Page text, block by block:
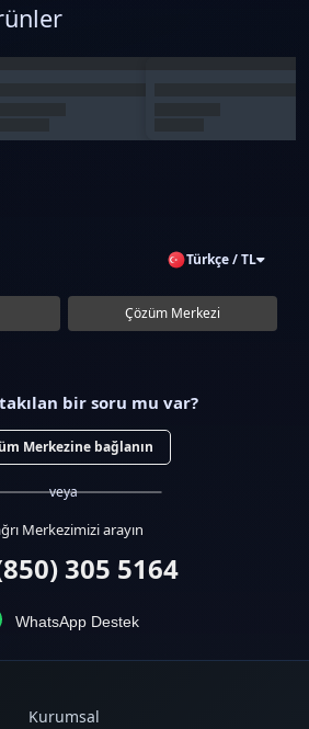
Türkçe / TL
Çözüm Merkezi
takılan bir soru mu var?
Merkezine bağlanın
veya
Merkezimizi arayın
305 5164
WhatsApp Destek
Kurumsal